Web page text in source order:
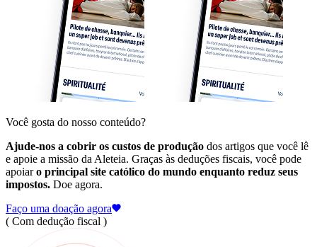
Você gosta do nosso conteúdo?
Ajude-nos a cobrir os custos de produção dos artigos que você lê
e apoie a missão da Aleteia. Graças às deduções fiscais, você pode
apoiaro principal site católico do mundo enquanto reduz seus
impostos. Doe agora.
Faço uma doação agora
( Com dedução fiscal )